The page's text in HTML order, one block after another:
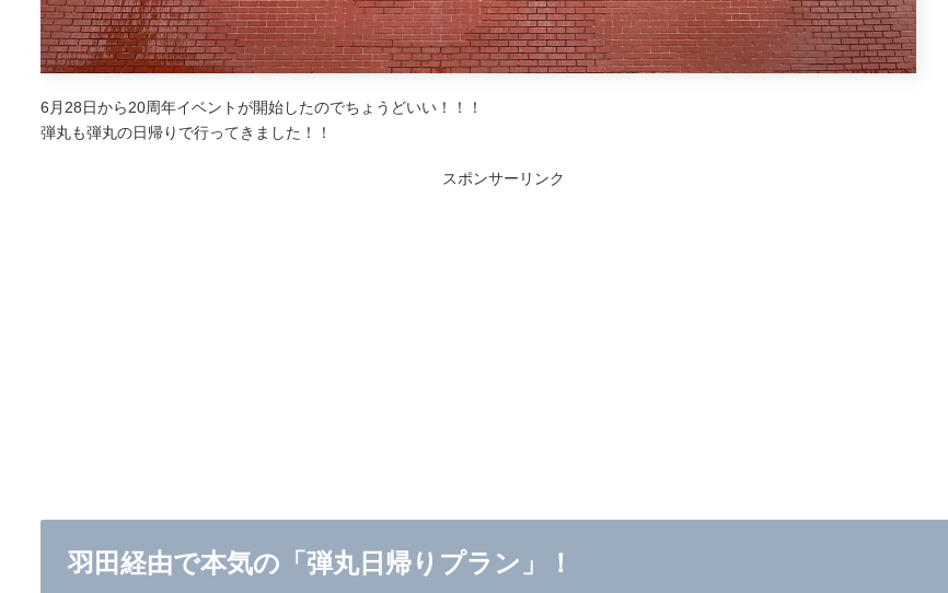
6月28日から20周年イベントが開始したのでちょうどいい！！！
弾丸も弾丸の日帰りで行ってきました！！
スポンサーリンク
羽田経由で本気の「弾丸日帰りプラン」！